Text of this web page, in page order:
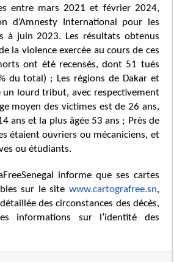
entre mars 2021 et février 2024,
d’Amnesty International pour les
à juin 2023. Les résultats obtenus
la violence exercée au cours de ces
ont été recensés, dont 51 tués
du total) ; Les régions de Dakar et
un lourd tribut, avec respectivement
moyen des victimes est de 26 ans,
ans et la plus âgée 53 ans ; Près de
étaient ouvriers ou mécaniciens, et
ou étudiants.
informe que ses cartes
sur le site www.cartografree.sn,
des circonstances des décès,
informations sur l’identité des